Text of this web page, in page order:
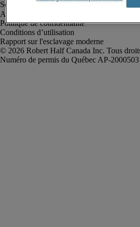
Alerte à la fraude
Politique de confidentialité
Conditions d’utilisation
Rapport sur l'esclavage moderne
Robert Half Canada Inc. Tous